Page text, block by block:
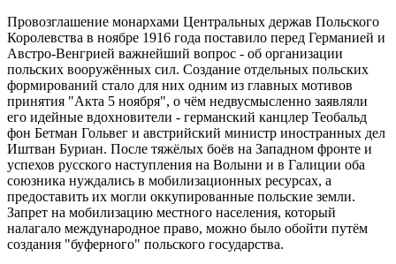
Провозглашение монархами Центральных держав Польского
Королевства в ноябре 1916 года поставило перед Германией и
Австро-Венгрией важнейший вопрос - об организации
польских вооружённых сил. Создание отдельных польских
формирований стало для них одним из главных мотивов
принятия "Акта 5 ноября", о чём недвусмысленно заявляли
его идейные вдохновители - германский канцлер Теобальд
фон Бетман Гольвег и австрийский министр иностранных дел
Иштван Буриан. После тяжёлых боёв на Западном фронте и
успехов русского наступления на Волыни и в Галиции оба
союзника нуждались в мобилизационных ресурсах, а
предоставить их могли оккупированные польские земли.
Запрет на мобилизацию местного населения, который
налагало международное право, можно было обойти путём
создания "буферного" польского государства.